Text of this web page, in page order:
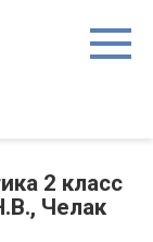
2 класс
Челак